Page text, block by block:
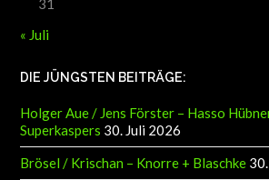
« Juli
DIE JÜNGSTEN BEITRÄGE:
Holger Aue / Jens Förster – Hasso
Superkaspers 30. Juli 2026
Brösel / Krischan – Knorre + Blaschke